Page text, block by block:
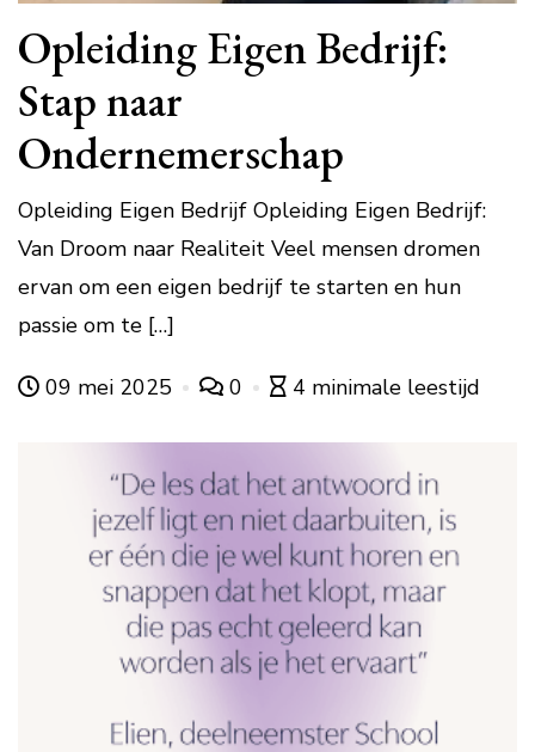
Opleiding Eigen Bedrijf:
Stap naar
Ondernemerschap
Opleiding Eigen Bedrijf Opleiding Eigen Bedrijf:
Van Droom naar Realiteit Veel mensen dromen
ervan om een eigen bedrijf te starten en hun
passie om te […]
09 mei 2025 0 4 minimale leestijd